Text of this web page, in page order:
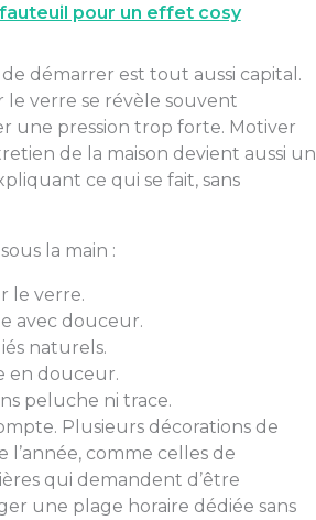
pour un effet cosy
démarrer est tout aussi capital.
verre se révèle souvent
une pression trop forte. Motiver
de la maison devient aussi un
ce qui se fait, sans
la main :
le verre.
avec douceur.
naturels.
en douceur.
peluche ni trace.
Plusieurs décorations de
comme celles de
qui demandent d’être
une plage horaire dédiée sans